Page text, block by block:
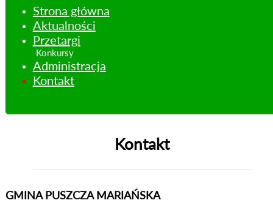
Przetargi
Administracja
Kontakt
Strona główna
Aktualności
Przetargi
Konkursy
Administracja
Kontakt
Kontakt
GMINA PUSZCZA MARIAŃSKA